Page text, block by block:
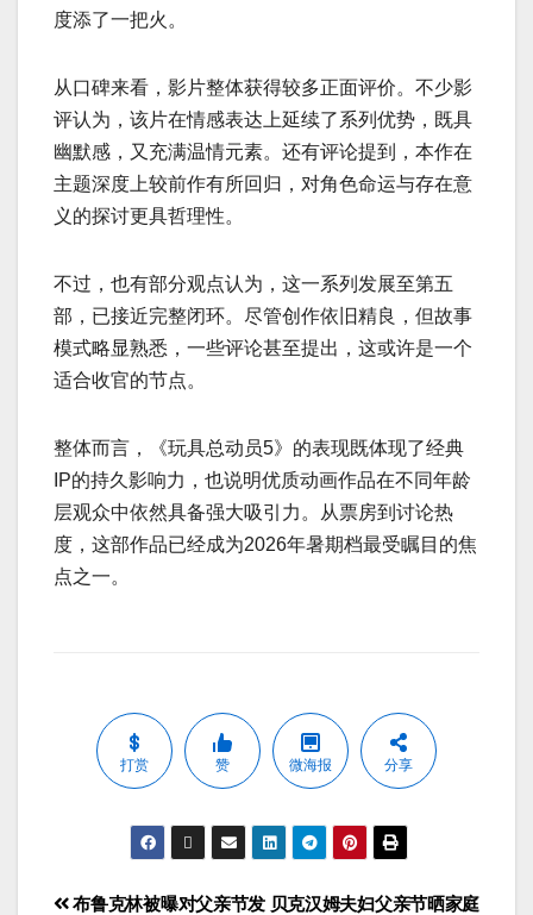
度添了一把火。
从口碑来看，影片整体获得较多正面评价。不少影
评认为，该片在情感表达上延续了系列优势，既具
幽默感，又充满温情元素。还有评论提到，本作在
主题深度上较前作有所回归，对角色命运与存在意
义的探讨更具哲理性。
不过，也有部分观点认为，这一系列发展至第五
部，已接近完整闭环。尽管创作依旧精良，但故事
模式略显熟悉，一些评论甚至提出，这或许是一个
适合收官的节点。
整体而言，《玩具总动员5》的表现既体现了经典
IP的持久影响力，也说明优质动画作品在不同年龄
层观众中依然具备强大吸引力。从票房到讨论热
度，这部作品已经成为2026年暑期档最受瞩目的焦
点之一。
打赏 赞 微海报 分享
贝克汉姆夫妇父亲节晒家庭
布鲁克林被曝对父亲节发